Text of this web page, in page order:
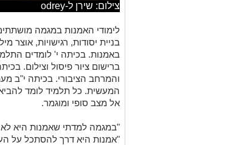
צילום: שירן ל-odrey
לימודי האמנות במגמה
בניית יסודות, רגישויות, אוצר
באמנות. בכיתה י' לומדים
ברישום ציור פיסול וצילום.
והמרחב הציבורי. בכיתה י"ב
המעשית. כל תלמיד לומד
אל מצב סופי ומוגמר.
"במגמה למדתי שאמנות היא לא
"אמנות היא דרך להסתכל על